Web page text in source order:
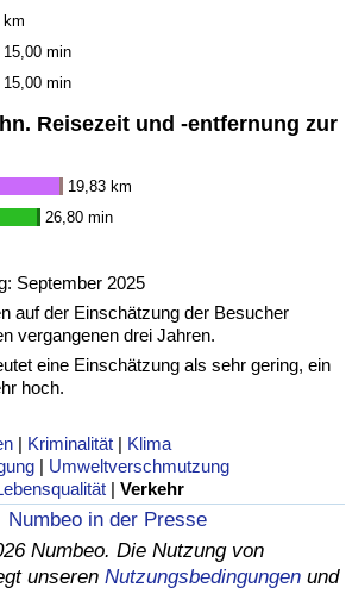
km
15,00 min
15,00 min
Reisezeit und -entfernung zur
19,83 km
26,80 min
September 2025
auf der Einschätzung der Besucher
vergangenen drei Jahren.
eine Einschätzung als sehr gering, ein
hoch.
| Kriminalität | Klima
| Umweltverschmutzung
|Verkehr
Numbeo in der Presse
Numbeo. Die Nutzung von
unseren Nutzungsbedingungen und